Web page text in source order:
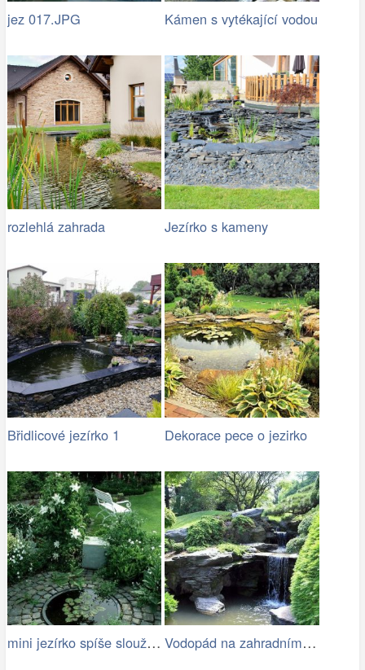
jez 017.JPG Kámen s vytékající vodou
rozlehlá zahrada Jezírko s kameny
Břidlicové jezírko 1 Dekorace pece o jezirko
mini jezírko spíše slouží jako pítko… Vodopád na zahradním jezírku